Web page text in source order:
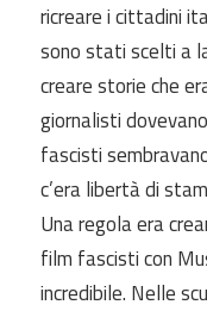
ricreare i cittadini
sono stati scelti a
creare storie che
giornalisti
fascisti
c’era libertà di
Una regola era
film fascisti con
incredibile. Nelle